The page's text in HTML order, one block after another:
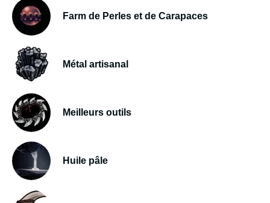
Farm de Perles et de Carapaces
Métal artisanal
Meilleurs outils
Huile pâle